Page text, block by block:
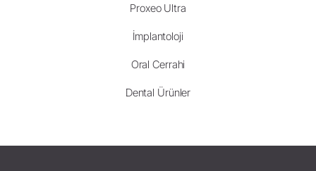
Proxeo Ultra
İmplantoloji
Oral Cerrahi
Dental Ürünler